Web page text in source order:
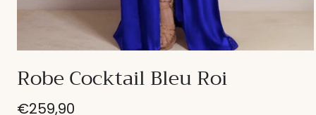
média
1
une
Robe Cocktail Bleu Roi
Prix
€259,90